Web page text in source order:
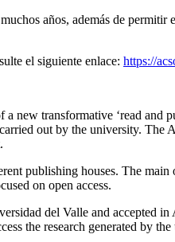
años, además de
el siguiente enlace: https://
new transformative ‘read
out by the university.
publishing houses. The
on open access.
del Valle and
the research generated by